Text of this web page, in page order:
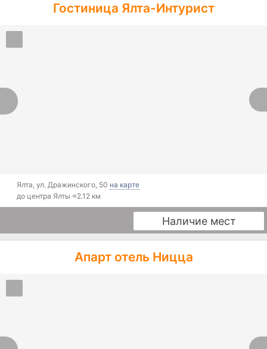
Гостиница Ялта-Интурист
Ялта, ул. Дражинского, 50 на карте
до центра Ялты ≈2.12 км
Наличие мест
Апарт отель Ницца